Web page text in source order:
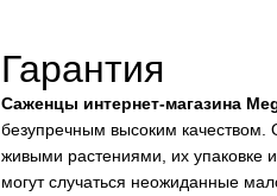
Гарантия
Саженцы интернет-магазина
безупречным высоким качеством.
живыми растениями, их упаковке
могут случаться неожиданные